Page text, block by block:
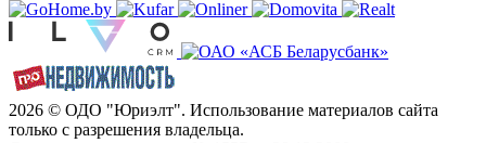
2026 © ОДО "Юриэлт". Использование материалов сайта
только с разрешения владельца.